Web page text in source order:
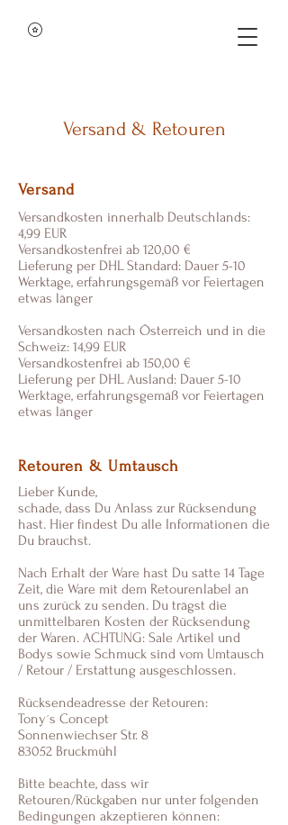
Versand & Retouren
Versand
Versandkosten innerhalb Deutschlands:
4,99 EUR
Versandkostenfrei ab 120,00 €
Lieferung per DHL Standard: Dauer 5-10
Werktage, erfahrungsgemäß vor Feiertagen
etwas länger
Versandkosten nach Österreich und in die
Schweiz: 14,99 EUR
Versandkostenfrei ab 150,00 €
Lieferung per DHL Ausland: Dauer 5-10
Werktage, erfahrungsgemäß vor Feiertagen
etwas länger
Retouren & Umtausch
Lieber Kunde,
schade, dass Du Anlass zur Rücksendung
hast. Hier findest Du alle Informationen die
Du brauchst.
Nach Erhalt der Ware hast Du satte 14 Tage
Zeit, die Ware mit dem Retourenlabel an
uns zurück zu senden. Du trägst die
unmittelbaren Kosten der Rücksendung
der Waren. ACHTUNG: Sale Artikel und
Bodys sowie Schmuck sind vom Umtausch
/ Retour / Erstattung ausgeschlossen.
Rücksendeadresse der Retouren:
Tony´s Concept
Sonnenwiechser Str. 8
83052 Bruckmühl
Bitte beachte, dass wir
Retouren/Rückgaben nur unter folgenden
Bedingungen akzeptieren können: